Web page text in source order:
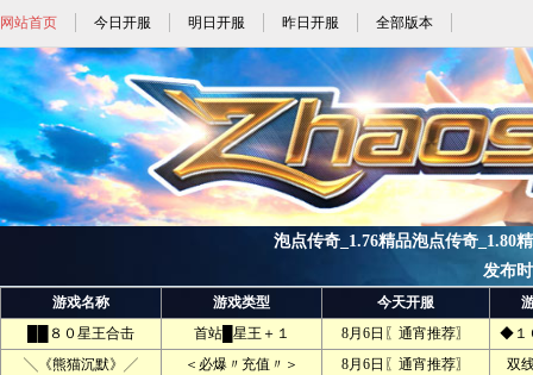
网站首页 今日开服 明日开服 昨日开服 全部版本
泡点传奇_1.76精品泡点传奇_1.80
发布
游戏名称 游戏类型 今天开服
██８０星王合击
首站█星王＋１ 8月6日〖通宵推荐〗
◆１
╲《熊猫沉默》╱
＜必爆〃充值〃＞ 8月6日〖通宵推荐〗
双